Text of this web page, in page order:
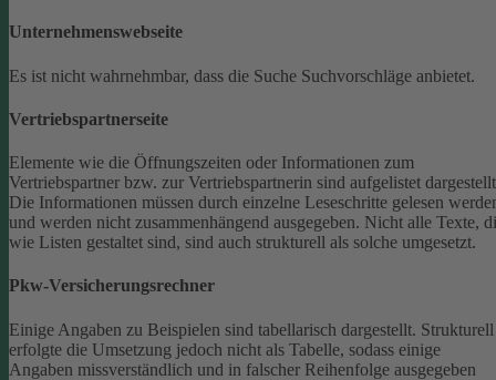
Unternehmenswebseite
Es ist nicht wahrnehmbar, dass die Suche Suchvorschläge anbietet.
Vertriebspartnerseite
Elemente wie die Öffnungszeiten oder Informationen zum
Vertriebspartner bzw. zur Vertriebspartnerin sind aufgelistet
Die Informationen müssen durch einzelne Leseschritte gelesen
und werden nicht zusammenhängend ausgegeben. Nicht alle Texte,
wie Listen gestaltet sind, sind auch strukturell als solche umgesetzt.
Pkw-Versicherungsrechner
Einige Angaben zu Beispielen sind tabellarisch dargestellt. Strukturell
erfolgte die Umsetzung jedoch nicht als Tabelle, sodass einige
Angaben missverständlich und in falscher Reihenfolge ausgegeben